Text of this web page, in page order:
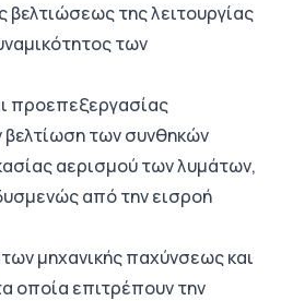
βελτιώσεως της λειτουργίας
των
προεπεξεργασίας
βελτίωση των συνθηκών
αερισμού των λυμάτων,
από την εισροή
μηχανικής παχύνσεως και
οποία επιτρέπουν την